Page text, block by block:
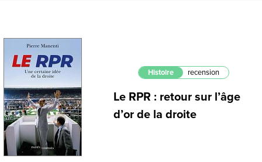
Histoire recension
Le RPR : retour sur l’âge
d’or de la droite